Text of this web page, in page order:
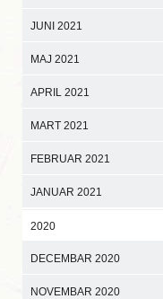
JUNI 2021
MAJ 2021
APRIL 2021
MART 2021
FEBRUAR 2021
JANUAR 2021
2020
DECEMBAR 2020
NOVEMBAR 2020